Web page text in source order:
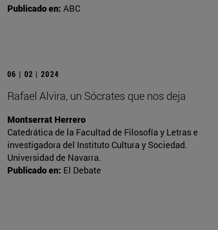
Publicado en: ABC
06 | 02 | 2024
Rafael Alvira, un Sócrates que nos deja
Montserrat Herrero
Catedrática de la Facultad de Filosofía y Letras e
investigadora del Instituto Cultura y Sociedad.
Universidad de Navarra.
Publicado en: El Debate